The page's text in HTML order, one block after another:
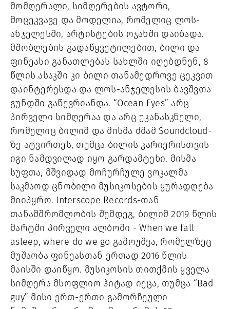
მომღერალი, სიმღერების ავტორი,
მოცეკვავე და მოდელია, რომელიც ლოს-
ანჯელესში, არტისტების ოჯახში დაიბადა.
მშობლების გადაწყვეტილებით, ბილი და
ფინეასი განათლებას სახლში იღებდნენ, 8
წლის ასაკში კი ბილი თანამედროვე ცეკვით
დაინტერესდა და ლოს-ანჯელესის ბავშვთა
გუნდში გაწევრიანდა. “Ocean Eyes” არც
პირველი სიმღერაა და არც უკანასკნელი,
რომელიც ბილიმ და მისმა ძმამ Soundcloud-
ზე ატვირთეს, თუმცა ბილის კარიერისთვის
იგი ნამდვილად იყო გარდამტეხი. მისმა
სუფთა, მშვიდად მოჩურჩულე ვოკალმა
საკმაოდ ცნობილი მუსიკოსების ყურადღება
მიიპყრო. Interscope Records-თან
თანამშრომლობის შემდეგ, ბილიმ 2019 წლის
მარტში პირველი ალბომი - When we fall
asleep, where do we go გამოუშვა, რომელზეც
მუშაობა ფინეასთან ერთად 2016 წლის
მაისში დაიწყო. მუსიკოსის თითქმის ყველა
სიმღერა მსოფლიო ჰიტად იქცა, თუმცა “Bad
guy” მისი ერთ-ერთი გამორჩეული